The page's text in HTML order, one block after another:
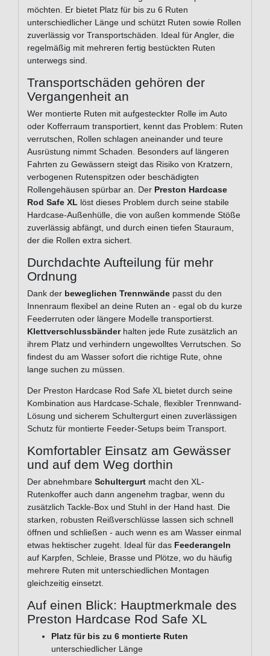
möchten. Er bietet Platz für bis zu 6 Ruten
unterschiedlicher Länge und schützt Ruten sowie Rollen
zuverlässig vor Transportschäden. Ideal für Angler, die
regelmäßig mit mehreren fertig bestückten Ruten
unterwegs sind.
Transportschäden gehören der
Vergangenheit an
Wer montierte Ruten mit aufgesteckter Rolle im Auto
oder Kofferraum transportiert, kennt das Problem: Ruten
verrutschen, Rollen schlagen aneinander und teure
Ausrüstung nimmt Schaden. Besonders auf längeren
Fahrten zu Gewässern steigt das Risiko von Kratzern,
verbogenen Rutenspitzen oder beschädigten
Rollengehäusen spürbar an. Der Preston Hardcase
Rod Safe XL löst dieses Problem durch seine stabile
Hardcase-Außenhülle, die von außen kommende Stöße
zuverlässig abfängt, und durch einen tiefen Stauraum,
der die Rollen extra sichert.
Durchdachte Aufteilung für mehr
Ordnung
Dank der beweglichen Trennwände passt du den
Innenraum flexibel an deine Ruten an - egal ob du kurze
Feederruten oder längere Modelle transportierst.
Klettverschlussbänderhalten jede Rute zusätzlich an
ihrem Platz und verhindern ungewolltes Verrutschen. So
findest du am Wasser sofort die richtige Rute, ohne
lange suchen zu müssen.
Der Preston Hardcase Rod Safe XL bietet durch seine
Kombination aus Hardcase-Schale, flexibler Trennwand-
Lösung und sicherem Schultergurt einen zuverlässigen
Schutz für montierte Feeder-Setups beim Transport.
Komfortabler Einsatz am Gewässer
und auf dem Weg dorthin
Der abnehmbare Schultergurt macht den XL-
Rutenkoffer auch dann angenehm tragbar, wenn du
zusätzlich Tackle-Box und Stuhl in der Hand hast. Die
starken, robusten Reißverschlüsse lassen sich schnell
öffnen und schließen - auch wenn es am Wasser einmal
etwas hektischer zugeht. Ideal für das Feederangeln
auf Karpfen, Schleie, Brasse und Plötze, wo du häufig
mehrere Ruten mit unterschiedlichen Montagen
gleichzeitig einsetzt.
Auf einen Blick: Hauptmerkmale des
Preston Hardcase Rod Safe XL
Platz für bis zu 6 montierte Ruten
unterschiedlicher Länge